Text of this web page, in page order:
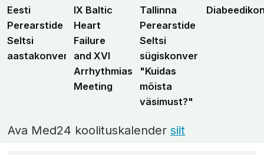
Eesti
Perearstide
Seltsi
aastakonverents
IX Baltic
Heart
Failure
and XVI
Arrhythmias
Meeting
Tallinna
Perearstide
Seltsi
sügiskonverents
"Kuidas
mõista
väsimust?"
Ava Med24 koolituskalendersiit